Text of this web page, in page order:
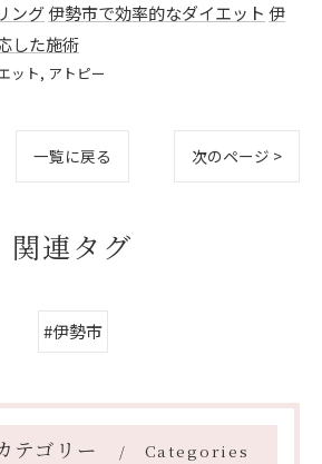
ング伊勢市で効率的なダイエット 伊
した施術
ット アトピー
一覧に戻る 次のページ >
関連タグ
#伊勢市
テゴリー Categories